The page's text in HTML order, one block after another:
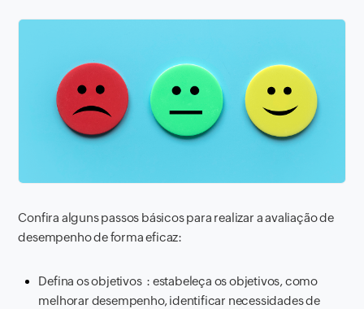
Confira alguns passos básicos para realizar a avaliação de
desempenho de forma eficaz:
Defina os objetivos : estabeleça os objetivos, como
melhorar desempenho, identificar necessidades de